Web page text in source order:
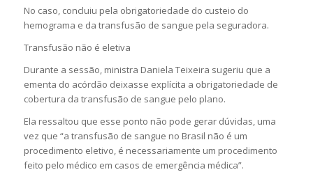
No caso, concluiu pela obrigatoriedade do custeio do
hemograma e da transfusão de sangue pela seguradora.
Transfusão não é eletiva
Durante a sessão, ministra Daniela Teixeira sugeriu que a
ementa do acórdão deixasse explícita a obrigatoriedade de
cobertura da transfusão de sangue pelo plano.
Ela ressaltou que esse ponto não pode gerar dúvidas, uma
vez que “a transfusão de sangue no Brasil não é um
procedimento eletivo, é necessariamente um procedimento
feito pelo médico em casos de emergência médica”.